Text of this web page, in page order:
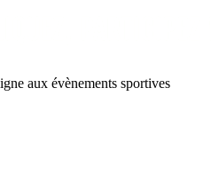
aux évènements sportives